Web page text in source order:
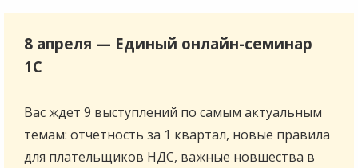
8 апреля — Единый онлайн-семинар
1С
Вас ждет 9 выступлений по самым актуальным
темам: отчетность за 1 квартал, новые правила
для плательщиков НДС, важные новшества в